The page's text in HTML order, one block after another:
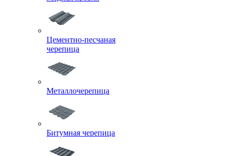
Цементно-песчаная
черепица
Металлочерепица
Битумная черепица